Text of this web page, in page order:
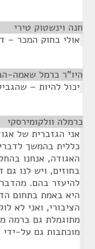
חנה וינשטוק טירי
אולי בחוק המכר –
היו"ר כרמל שאמה-
יכול להיות –
כרמלה וולקומירסקי
אני הגזברית של
כללית בהמשך
האגודה, אנחנו
בחוזים, ויש לנו גם
להיעזר בהם.
היא באמת בתחום
הציבורי, ואני לא
מתוגמלת גם ברמה
מוכתבות גם על-